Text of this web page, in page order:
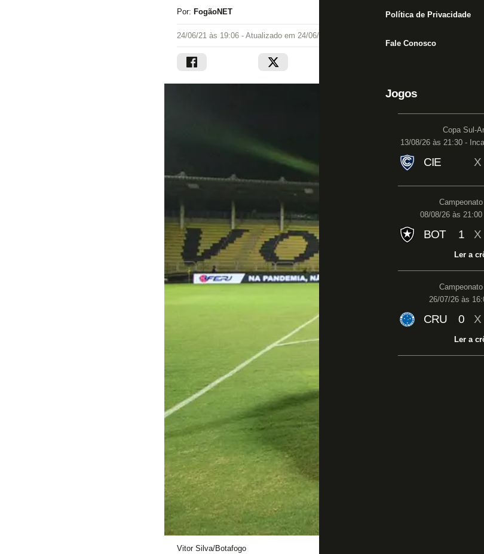
Política de Privacidade
Fale Conosco
Jogos
Copa Sul-
13/08/26 às 21:30 -
CIE X
08/08/26 às
BOT 1 X
Ler a
26/07/26 às
CRU 0 X
Ler a
Por: FogãoNET
24/06/21 às 19:06 - Atualizado em 24/06/21 às 19:16
Vitor Silva/Botafogo